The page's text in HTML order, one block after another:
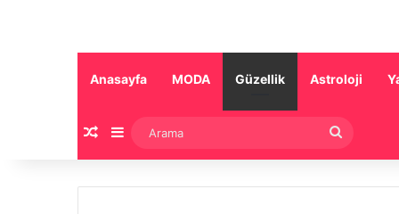
Anasayfa MODA Güzellik Astroloji
Rastgele Makale
Kenar Bölmesi